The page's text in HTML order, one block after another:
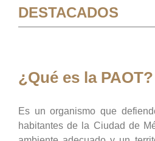
DESTACADOS
¿Qué es la PAOT?
Es un organismo que
habitantes de la Ciudad de